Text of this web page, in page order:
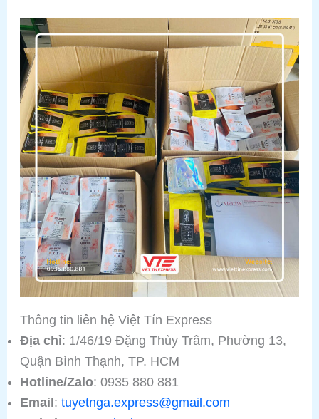
Thông tin liên hệ Việt Tín Express
Địa chỉ: 1/46/19 Đặng Thùy Trâm, Phường 13,
Quận Bình Thạnh, TP. HCM
Hotline/Zalo: 0935 880 881
Email : tuyetnga.express@gmail.com